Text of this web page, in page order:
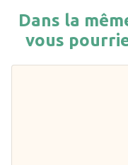
Dans la
vous